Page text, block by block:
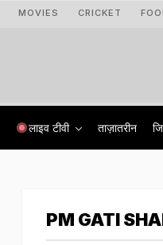
MOVIES CRICKET
लाइव टीवी ताज़ातरीन
PM GATI